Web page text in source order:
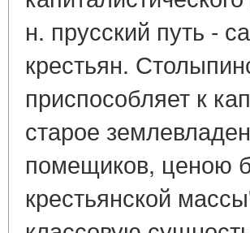
н. прусский путь -
крестьян.
приспособляет к
старое
помещиков, ценою
крестьянской